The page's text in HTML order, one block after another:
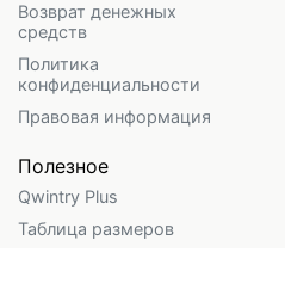
Возврат денежных
средств
Политика
конфиденциальности
Правовая информация
Полезное
Qwintry Plus
Таблица размеров